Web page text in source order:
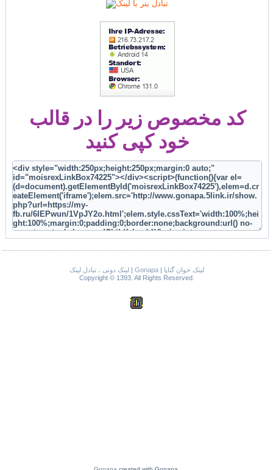
کد مخصوص زیر را در قالب
خود کپی کنید
لینک دونی ، تبادل لینک| Gonapa|
لینک خوان گناپا
Copyright © 1393. All Rights Reserved.